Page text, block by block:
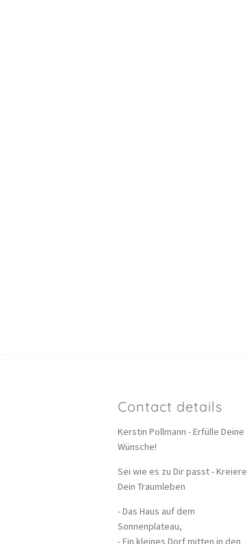
Contact details
Kerstin Pollmann - Erfülle Deine
Wünsche!
Sei wie es zu Dir passt - Kreiere
Dein Traumleben
- Das Haus auf dem
Sonnenplateau,
- Ein kleines Dorf mitten in den